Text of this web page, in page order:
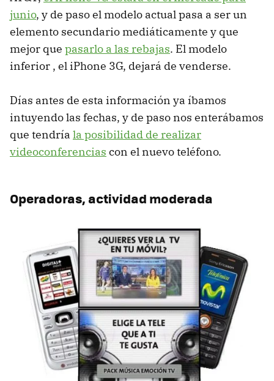
junio, y de paso el modelo actual pasa a ser un
elemento secundario mediáticamente y que
mejor que pasarlo a las rebajas. El modelo
inferior , el iPhone 3G, dejará de venderse.
Días antes de esta información ya íbamos
intuyendo las fechas, y de paso nos enterábamos
que tendría la posibilidad de realizar
videoconferencias con el nuevo teléfono.
Operadoras, actividad moderada